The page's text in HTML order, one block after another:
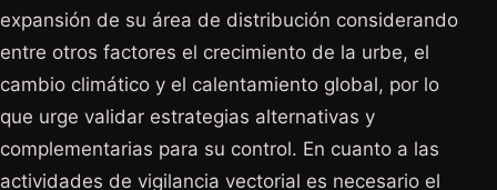
expansión de su área de distribución considerando
entre otros factores el crecimiento de la urbe, el
cambio climático y el calentamiento global, por lo
que urge validar estrategias alternativas y
complementarias para su control. En cuanto a las
actividades de vigilancia vectorial es necesario el